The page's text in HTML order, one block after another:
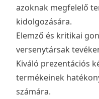
azoknak megfelelő
kidolgozására.
Elemző és kritikai
versenytársak
Kiváló prezentációs
termékeinek
számára.